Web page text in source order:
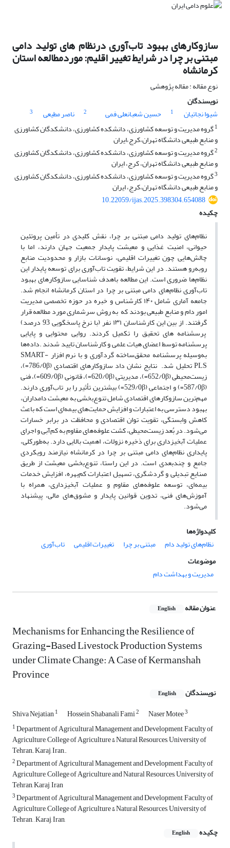
سازوکارهای بهبود تاب‌آوری درنظام های تولید دامی
مبتنی بر چرا در شرایط تغییر اقلیم: موردمطالعه استان
کرمانشاه
نوع مقاله : مقاله پژوهشی
نویسندگان
شیوا نجاتیان
1 حسین شعبانعلی فمی 2 ناصر مطیعی
3
1گروه مدیریت و توسعه کشاورزی، دانشکده کشاورزی، دانشکدگان کشاورزی
و منابع طبیعی دانشگاه تهران،کرج،ایران
2گروه مدیریت و توسعه کشاورزی، دانشکده کشاورزی، دانشکدگان کشاورزی
و منابع طبیعی دانشگاه تهران، کرج، ایران
3گروه مدیریت و توسعه کشاورزی، دانشکده کشاورزی، دانشکدگان کشاورزی
و منابع طبیعی دانشگاه تهران،کرج، ایران
10.22059/ijas.2025.398304.654088
چکیده
نظام‌های تولید دامی مبتنی بر چرا، نقش کلیدی در تأمین پروتئین
حیوانی، امنیت غذایی و معیشت پایدار جمعیت جهان دارند، اما با
چالش‌هایی چون تغییرات اقلیمی، نوسانات بازار و محدودیت منابع
روبه‌رو هستند. در این شرایط، تقویت تاب‌آوری برای توسعه پایدار این
نظام‌ها ضروری است. این مطالعه باهدف شناسایی سازوکارهای بهبود
تاب‌آوری نظام‌های دامی مبتنی بر چرا در استان کرمانشاه انجام شد.
جامعه آماری شامل ۱۴۰ کارشناس و خبره در حوزه تخصصی مدیریت
امور دام و منابع طبیعی بودند که به روش سرشماری مورد مطالعه قرار
گرفتند. از بین این کارشناسان ۱۳۱ نفر (با نرخ پاسخگویی 93 درصد)
پرسشنامه های تحقیق را تکمیل کردند. روایی محتوایی و پایایی
پرسشنامه توسط اعضای هیات علمی و کارشناسان تایید شدند .داده‌ها
به‌وسیله پرسشنامه محقق‌ساخته گردآوری و با نرم افزار SMART-
PLS تحلیل شد. نتایج نشان داد سازوکارهای اقتصادی (786/0β=)،
زیست‌محیطی (652/0β=)، مدیریتی (620/0β=)، قانونی (609/0β=)، فنی
(587/0β=) و اجتماعی (529/0β=) بیشترین تأثیر را بر تاب‌آوری دارند.
مهم‌ترین سازوکارهای اقتصادی شامل تنوع‌بخشی به معیشت دامداران،
بهبود دسترسی به اعتبارات و افزایش حمایت‌های بیمه‌ای است که باعث
کاهش وابستگی، تقویت توان اقتصادی و محافظت در برابر خسارات
می‌شود. در بُعد زیست‌محیطی، کشت علوفه‌های مقاوم به کم‌آبی و اجرای
عملیات آبخیزداری برای ذخیره نزولات، اهمیت بالایی دارد. به‌طورکلی،
پایداری نظام‌های دامی مبتنی بر چرا در کرمانشاه نیازمند رویکردی
جامع و چندبعدی است. در این راستا، تنوع‌بخشی معیشت از طریق
صنایع تبدیلی و گردشگری، تسهیل اعتبارات کم‌بهره، افزایش خدمات
بیمه‌ای، توسعه علوفه‌های مقاوم و عملیات آبخیزداری، همراه با
آموزش‌های فنی، تدوین قوانین پایدار و مشوق‌های مالی، پیشنهاد
می‌شود.
کلیدواژه‌ها
نظام‌های تولید دام
مبتنی بر چرا تغییرات اقلیمی
تاب‌آوری
موضوعات
مدیریت و بهداشت دام
عنوان مقاله English
Mechanisms for Enhancing the Resilience of
Grazing-Based Livestock Production Systems
under Climate Change: A Case of Kermanshah
Province
نویسندگان English
Shiva Nejatian1 Hossein Shabanali Fami2 Naser Motee3
1Department of Agricultural Management and Development, Faculty of
Agriculture, College of Agriculture & Natural Resources, University of
Tehran,,, Karaj, Iran,.
2Department of Agricultural Management and Development, Faculty of
Agriculture, College of Agriculture and Natural Resources, University of
Tehran, Karaj, Iran
3Department of Agricultural Management and Development, Faculty of
Agriculture, College of Agriculture & Natural Resources, University of
Tehran, , Karaj, Iran,
چکیده
English